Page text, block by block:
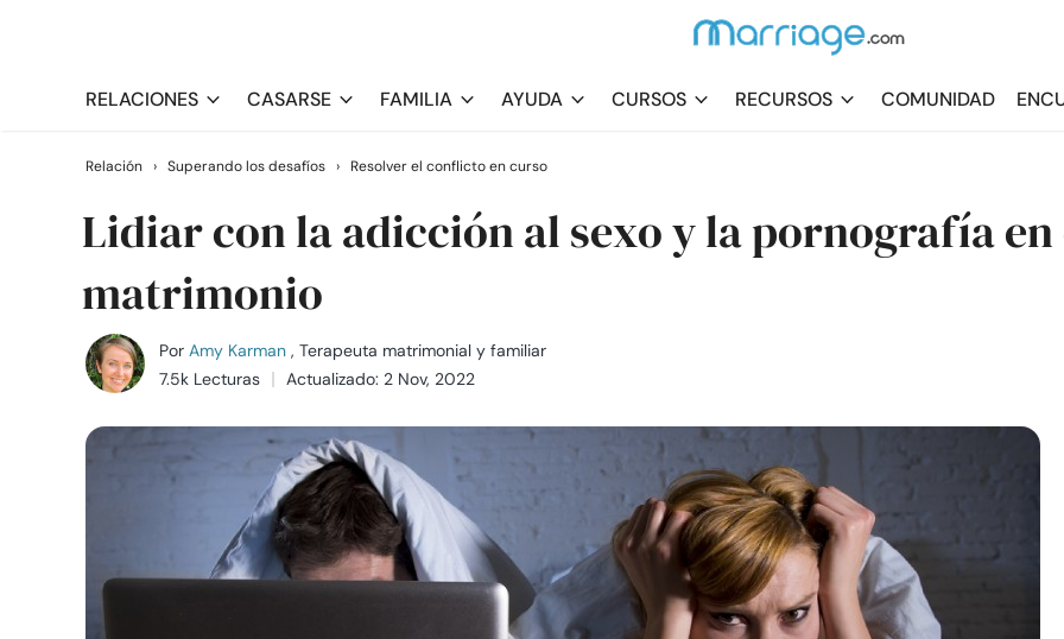
RELACIONES CASARSE FAMILIA AYUDA CURSOS RECURSOS COMUNIDAD
Relación › Superando los desafíos › Resolver el conflicto en curso
Lidiar con la adicción al sexo y la pornografía en
matrimonio
Por Amy Karman , Terapeuta matrimonial y familiar
7.5k Lecturas
Actualizado: 2 Nov, 2022